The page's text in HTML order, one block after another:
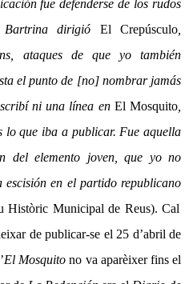
fue defenderse de los rudos
Bartrina dirigió El Crepúsculo
ataques de que yo también
el punto de [no] nombrar jamás
ni una línea en El Mosquito
lo que iba a publicar. Fue aquella
del elemento joven, que yo no
en el partido republicano
Històric Municipal de Reus). Cal
de publicar-se el 25 d’abril de
El Mosquitono va aparèixer fins el